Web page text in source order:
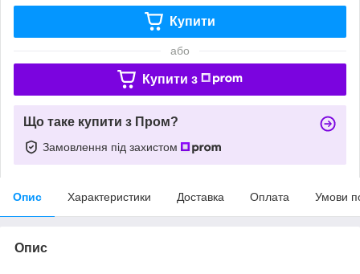
Купити
або
Купити з
Що таке купити з Пром?
Замовлення під захистом
Опис Характеристики Доставка Оплата Умови
Опис